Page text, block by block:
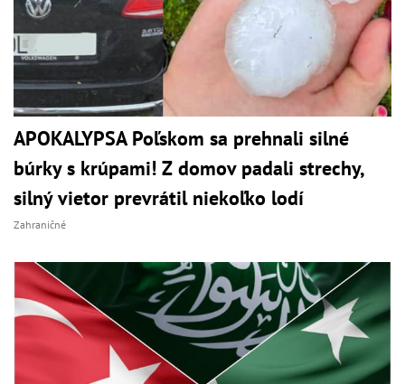
APOKALYPSA Poľskom sa prehnali silné
búrky s krúpami! Z domov padali strechy,
silný vietor prevrátil niekoľko lodí
Zahraničné